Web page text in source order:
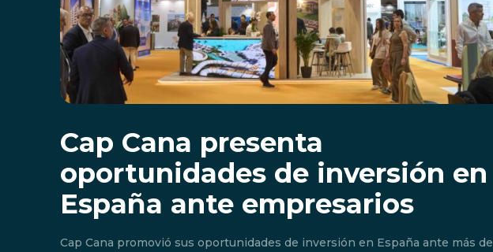
Cap Cana presenta
oportunidades de inversión en
España ante empresarios
Cap Cana promovió sus oportunidades de inversión en España ante más de